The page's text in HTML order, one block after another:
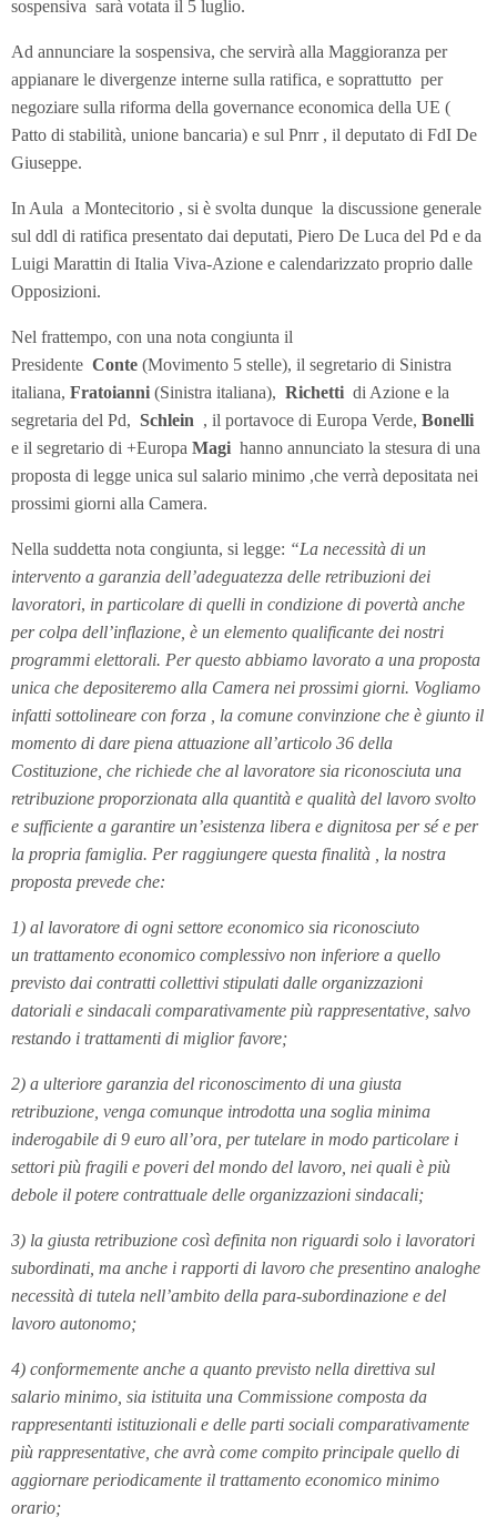
sospensiva sarà votata il 5 luglio.
Ad annunciare la sospensiva, che servirà alla Maggioranza per
appianare le divergenze interne sulla ratifica, e soprattutto per
negoziare sulla riforma della governance economica della UE (
Patto di stabilità, unione bancaria) e sul Pnrr , il deputato di FdI De
Giuseppe.
In Aula a Montecitorio , si è svolta dunque la discussione generale
sul ddl di ratifica presentato dai deputati, Piero De Luca del Pd e da
Luigi Marattin di Italia Viva-Azione e calendarizzato proprio dalle
Opposizioni.
Nel frattempo, con una nota congiunta il
Presidente Conte (Movimento 5 stelle), il segretario di Sinistra
italiana, Fratoianni (Sinistra italiana), Richetti di Azione e la
segretaria del Pd, Schlein , il portavoce di Europa Verde, Bonelli
e il segretario di +Europa Magi hanno annunciato la stesura di una
proposta di legge unica sul salario minimo ,che verrà depositata nei
prossimi giorni alla Camera.
Nella suddetta nota congiunta, si legge: “La necessità di un
intervento a garanzia dell’adeguatezza delle retribuzioni dei
lavoratori, in particolare di quelli in condizione di povertà anche
per colpa dell’inflazione, è un elemento qualificante dei nostri
programmi elettorali. Per questo abbiamo lavorato a una proposta
unica che depositeremo alla Camera nei prossimi giorni. Vogliamo
infatti sottolineare con forza , la comune convinzione che è giunto il
momento di dare piena attuazione all’articolo 36 della
Costituzione, che richiede che al lavoratore sia riconosciuta una
retribuzione proporzionata alla quantità e qualità del lavoro svolto
e sufficiente a garantire un’esistenza libera e dignitosa per sé e per
la propria famiglia. Per raggiungere questa finalità , la nostra
proposta prevede che:
1) al lavoratore di ogni settore economico sia riconosciuto
un trattamento economico complessivo non inferiore a quello
previsto dai contratti collettivi stipulati dalle organizzazioni
datoriali e sindacali comparativamente più rappresentative, salvo
restando i trattamenti di miglior favore;
2) a ulteriore garanzia del riconoscimento di una giusta
retribuzione, venga comunque introdotta una soglia minima
inderogabile di 9 euro all’ora, per tutelare in modo particolare i
settori più fragili e poveri del mondo del lavoro, nei quali è più
debole il potere contrattuale delle organizzazioni sindacali;
3) la giusta retribuzione così definita non riguardi solo i lavoratori
subordinati, ma anche i rapporti di lavoro che presentino analoghe
necessità di tutela nell’ambito della para-subordinazione e del
lavoro autonomo;
4) conformemente anche a quanto previsto nella direttiva sul
salario minimo, sia istituita una Commissione composta da
rappresentanti istituzionali e delle parti sociali comparativamente
più rappresentative, che avrà come compito principale quello di
aggiornare periodicamente il trattamento economico minimo
orario;